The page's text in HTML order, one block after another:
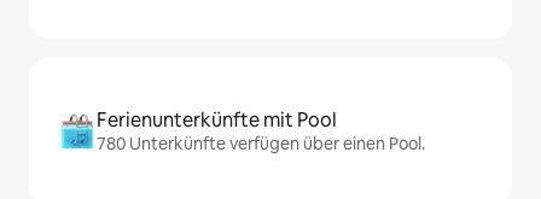
Ferienunterkünfte mit Pool
780 Unterkünfte verfügen über einen Pool.